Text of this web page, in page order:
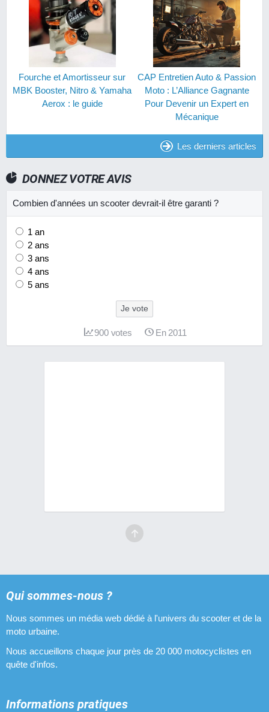
Fourche et Amortisseur sur
MBK Booster, Nitro & Yamaha
Aerox : le guide
CAP Entretien Auto & Passion
Moto : L’Alliance Gagnante
Pour Devenir un Expert en
Mécanique
Les derniers articles
DONNEZ VOTRE AVIS
Combien d'années un scooter devrait-il être garanti ?
1 an
2 ans
3 ans
4 ans
5 ans
Je vote
900votes En 2011
Qui sommes-nous ?
Nous sommes un média web dédié à l'univers du scooter et de la
moto urbaine.
Nous accueillons chaque jour près de 20 000 motocyclistes en
quête d'infos.
Informations pratiques